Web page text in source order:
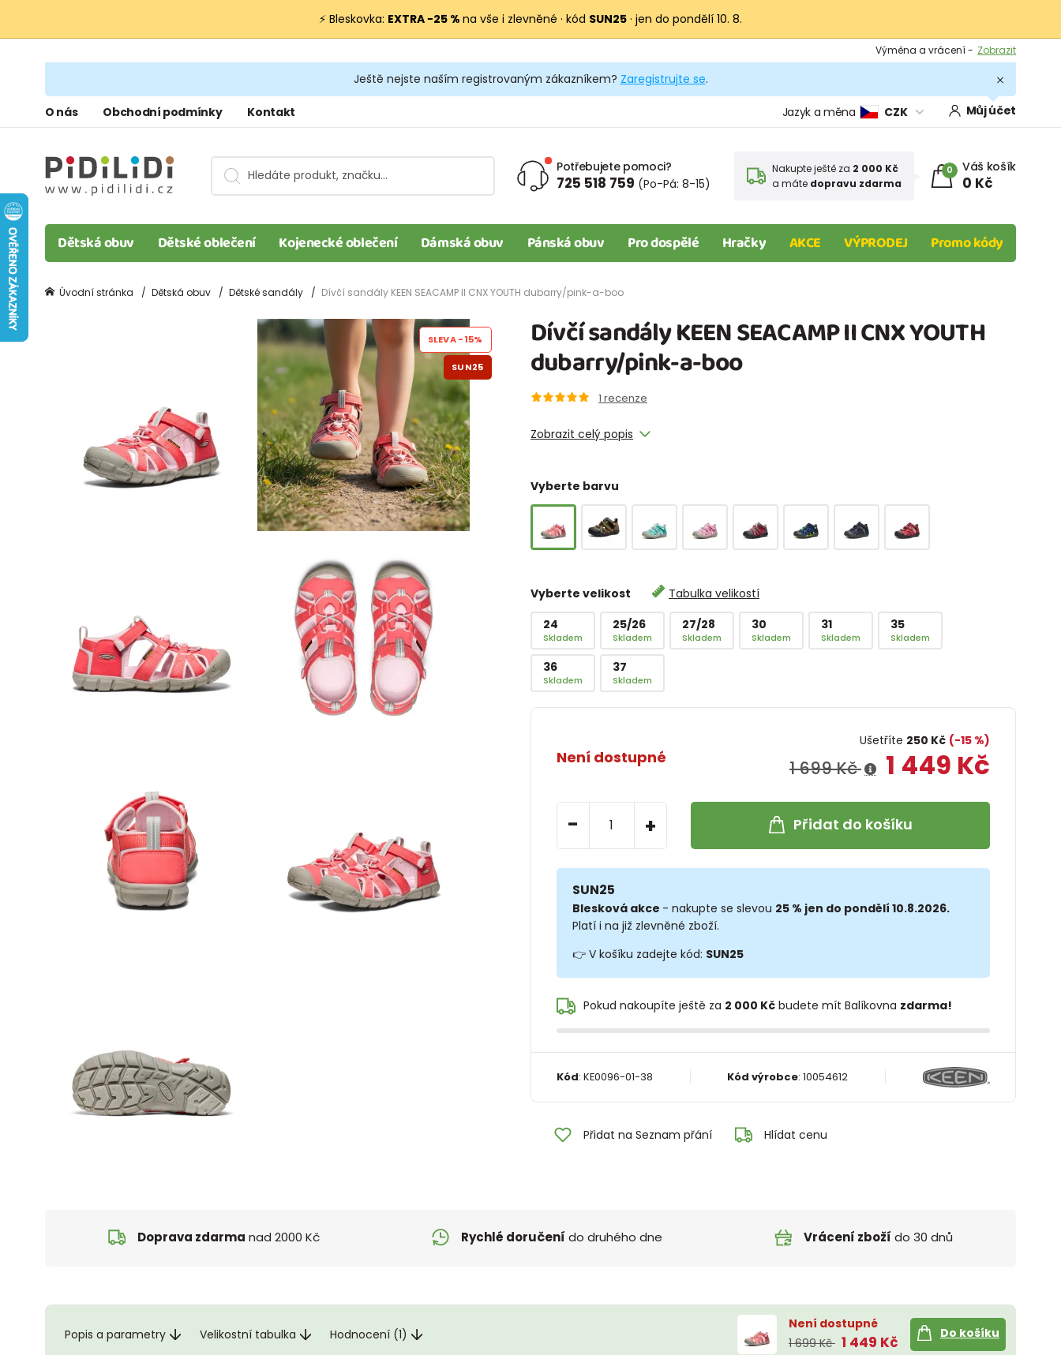
⚡ Bleskovka: EXTRA −25 % na vše i zlevněné · kód SUN25 · jen do pondělí 10. 8.
Výměna a vrácení - Zobrazit
Podmínky
Ještě nejste naším registrovaným zákazníkem? Zaregistrujte se.
O nás Obchodní podmínky Kontakt Jazyk a měna CZK Můj účet
Potřebujete pomoci?
725 518 759 (Po-Pá: 8-15)
Nakupte ještě za 2 000 Kč
a máte dopravu zdarma
0 Váš košík
0 Kč
Dětská obuv Dětské oblečení Kojenecké oblečení Dámská obuv Pánská obuv Pro dospělé Hračky AKCE VÝPRODEJ Promo kódy
Úvodní stránka Dětská obuv Dětské sandály Dívčí sandály KEEN SEACAMP II CNX YOUTH dubarry/pink-a-boo
Dívčí sandály KEEN SEACAMP II CNX YOUTH
dubarry/pink-a-boo
1 recenze
Zobrazit celý popis
Vyberte barvu
Vyberte velikost
Tabulka velikostí
24
Skladem
25/26
Skladem
27/28
Skladem
30
Skladem
31
Skladem
35
Skladem
36
Skladem
37
Skladem
Není dostupné
Ušetříte 250 Kč (-15 %)
1 699 Kč 1 449 Kč
- + Přidat do košíku
SUN25
Blesková akce - nakupte se slevou 25 % jen do pondělí 10.8.2026.
Platí i na již zlevněné zboží.
👉 V košíku zadejte kód: SUN25
Pokud nakoupíte ještě za 2 000 Kčbudete mít Balíkovna zdarma!
Kód: KE0096-01-38 Kód výrobce:10054612
Přidat na Seznam přání Hlídat cenu
SLEVA-15%
SUN25
Doprava zdarma nad 2000 Kč Rychlé doručení do druhého dne Vrácení zboží do 30 dnů
Popis a parametry Velikostní tabulka Hodnocení (1)
Není dostupné
1 699 Kč 1 449 Kč
Do košíku